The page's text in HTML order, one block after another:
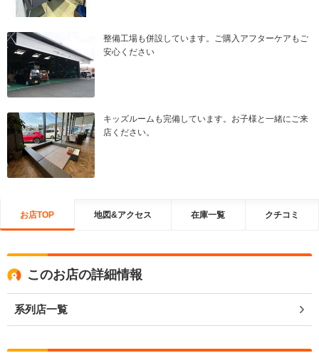
整備工場も併設しています。ご購入アフターケアもご
安心ください
キッズルームも完備しています。お子様と一緒にご来
店ください。
お店TOP 地図&アクセス 在庫一覧 クチコミ
このお店の詳細情報
系列店一覧